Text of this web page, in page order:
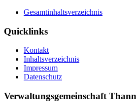
Gesamtinhaltsverzeichnis
Quicklinks
Kontakt
Inhaltsverzeichnis
Impressum
Datenschutz
Verwaltungsgemeinschaft